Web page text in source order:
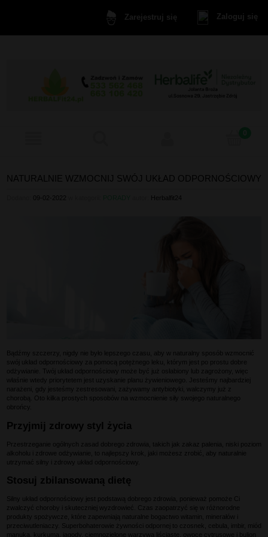
Zarejestruj się Zaloguj się
NATURALNIE WZMOCNIJ SWÓJ UKŁAD ODPORNOŚCIOWY
Herbalfit24
Bądźmy szczerzy, nigdy nie było lepszego czasu, aby w naturalny sposób wzmocnić
swój układ odpornościowy za pomocą potężnego leku, którym jest po prostu dobre
odżywianie. Twój układ odpornościowy może być już osłabiony lub zagrożony, więc
właśnie wtedy priorytetem jest uzyskanie planu żywieniowego. Jesteśmy najbardziej
narażeni, gdy jesteśmy zestresowani, zażywamy antybiotyki, walczymy już z
chorobą. Oto kilka prostych sposobów na wzmocnienie siły swojego naturalnego
obrońcy.
Przyjmij zdrowy styl życia
Przestrzeganie ogólnych zasad dobrego zdrowia, takich jak zakaz palenia, niski poziom
alkoholu i zdrowe odżywianie, to najlepszy krok, jaki możesz zrobić, aby naturalnie
utrzymać silny i zdrowy układ odpornościowy.
Stosuj zbilansowaną dietę
Silny układ odpornościowy jest podstawą dobrego zdrowia, ponieważ pomoże Ci
zwalczyć choroby i skuteczniej wyzdrowieć. Czas zaopatrzyć się w różnorodne
produkty spożywcze, które zapewniają naturalne bogactwo witamin, minerałów i
przeciwutleniaczy. Superbohaterowie żywności odpornej to czosnek, cebula, imbir, miód
manuka, kurkuma, jagody, ciemnozielone warzywa liściaste, owoce cytrusowe i bulion